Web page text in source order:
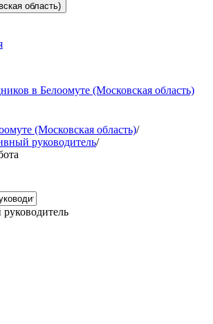
область)
в Белоомуте (Московская область)
(Московская область)/
руководитель/